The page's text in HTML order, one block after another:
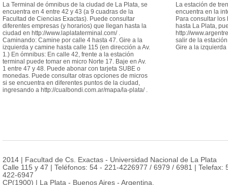
La Terminal de ómnibus de la ciudad de La Plata, se
encuentra en 4 entre 42 y 43 (a 9 cuadras de la
Facultad de Ciencias Exactas). Puede consultar
diferentes empresas (y horarios) que llegan hasta la
ciudad en http://www.laplataterminal.com/ .
Caminando: Camine por calle 4 hasta 47. Gire a la
izquierda y camine hasta calle 115 (en dirección a Av.
1.) En ómnibus: En calle 42, frente a la estación
terminal puede tomar en micro Norte 17. Baje en Av.
1 entre 47 y 48. Puede abonar con tarjeta SUBE o
monedas. Puede consultar otras opciones de micros
si se encuentra en diferentes puntos de la ciudad,
ingresando a http://cualbondi.com.ar/mapa/la-plata/ .
La estación de
encuentra en la
Para consultar los
hasta La Plata,
http://
salir de la
Gire a la
2014 | Facultad de Cs. Exactas - Universidad Nacional de La Plata
Calle 115 y 47 | Teléfonos: 54 - 221-4226977 / 6979 / 6981 | Telefax:
422-6947
CP(1900) | La Plata - Buenos Aires - Argentina.